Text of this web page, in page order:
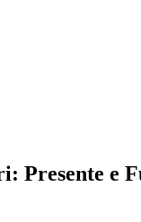
Presente e